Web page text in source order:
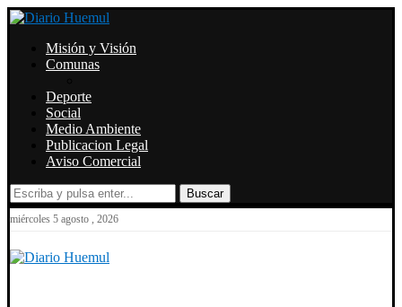
Misión y Visión
Comunas
Deporte
Social
Medio Ambiente
Publicacion Legal
Aviso Comercial
Buscar
miércoles 5 agosto , 2026